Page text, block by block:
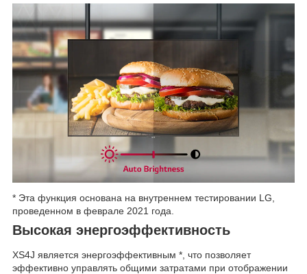
* Эта функция основана на внутреннем тестировании LG,
проведенном в феврале 2021 года.
Высокая энергоэффективность
XS4J является энергоэффективным *, что позволяет
эффективно управлять общими затратами при отображении